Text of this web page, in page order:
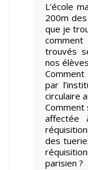
L’école
200m
que je
trouvés
nos
par
circulaire
Comment
affectée
des
parisien ?